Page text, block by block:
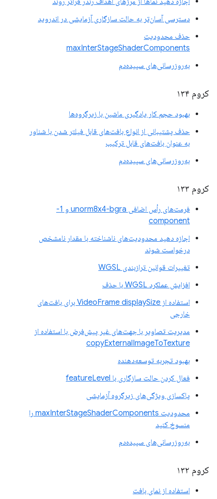
دسترسی آسان‌تر به حالت سازگاری آزمایشی در اندروید
حذف محدودیت
maxInterStageShaderComponents
به‌روزرسانی‌های سپیده‌دم
کروم ۱۳۴
بهبود حجم کار یادگیری ماشین با زیرگروه‌ها
حذف پشتیبانی از انواع بافت‌های قابل فیلتر شدن با شناور
به عنوان بافت‌های قابل ترکیب
به‌روزرسانی‌های سپیده‌دم
کروم ۱۳۳
فرمت‌های رأس اضافی unorm8x4-bgra و 1-
component
اجازه دهید محدودیت‌های ناشناخته با مقدار نامشخص
درخواست شوند
تغییرات قوانین ترازبندی WGSL
افزایش عملکرد WGSL با حذف
استفاده از VideoFrame displaySize برای بافت‌های
خارجی
مدیریت تصاویر با جهت‌های غیر پیش‌فرض با استفاده از
copyExternalImageToTexture
بهبود تجربه توسعه‌دهنده
فعال کردن حالت سازگاری با featureLevel
پاکسازی ویژگی‌های زیرگروه آزمایشی
محدودیت maxInterStageShaderComponents را
منسوخ کنید
به‌روزرسانی‌های سپیده‌دم
کروم ۱۳۲
استفاده از نمای بافت